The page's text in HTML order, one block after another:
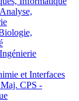
et Interfaces
CPS -